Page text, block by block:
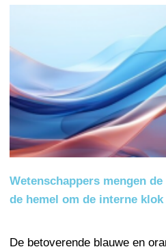
Wetenschappers mengen
de hemel om de interne
De betoverende blauwe en